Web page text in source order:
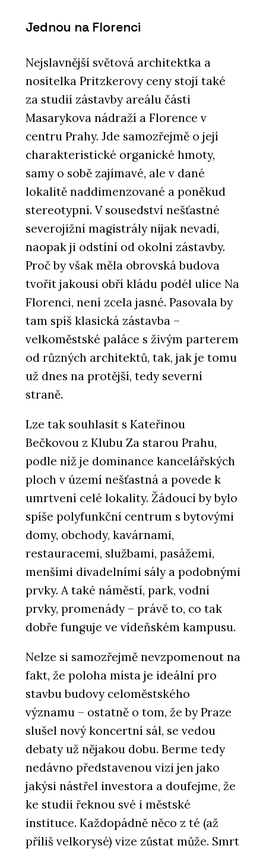
Jednou na Florenci
Nejslavnější světová architektka a
nositelka Pritzkerovy ceny stojí také
za studií zástavby areálu části
Masarykova nádraží a Florence v
centru Prahy. Jde samozřejmě o její
charakteristické organické hmoty,
samy o sobě zajímavé, ale v dané
lokalitě naddimenzované a poněkud
stereotypní. V sousedství nešťastné
severojižní magistrály nijak nevadí,
naopak ji odstíní od okolní zástavby.
Proč by však měla obrovská budova
tvořit jakousi obří kládu podél ulice Na
Florenci, není zcela jasné. Pasovala by
tam spíš klasická zástavba –
velkoměstské paláce s živým parterem
od různých architektů, tak, jak je tomu
už dnes na protější, tedy severní
straně.
Lze tak souhlasit s Kateřinou
Bečkovou z Klubu Za starou Prahu,
podle níž je dominance kancelářských
ploch v území nešťastná a povede k
umrtvení celé lokality. Žádoucí by bylo
spíše polyfunkční centrum s bytovými
domy, obchody, kavárnami,
restauracemi, službami, pasážemi,
menšími divadelními sály a podobnými
prvky. A také náměstí, park, vodní
prvky, promenády – právě to, co tak
dobře funguje ve vídeňském kampusu.
Nelze si samozřejmě nevzpomenout na
fakt, že poloha místa je ideální pro
stavbu budovy celoměstského
významu – ostatně o tom, že by Praze
slušel nový koncertní sál, se vedou
debaty už nějakou dobu. Berme tedy
nedávno představenou vizi jen jako
jakýsi nástřel investora a doufejme, že
ke studii řeknou své i městské
instituce. Každopádně něco z té (až
příliš velkorysé) vize zůstat může. Smrt